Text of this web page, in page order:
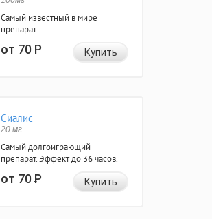
Самый известный в мире
препарат
от 70Р Купить
Сиалис
20 мг
Самый долгоиграющий
препарат. Эффект до 36 часов.
от 70Р Купить